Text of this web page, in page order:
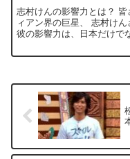
志村けんの影響力とは？
ィアン界の巨星、 志村け
彼の影響力は、日本だけで